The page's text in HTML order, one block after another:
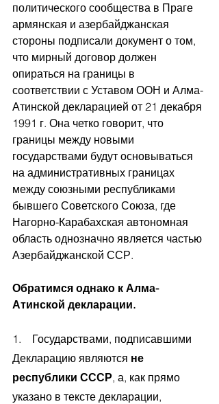
политического сообщества в Праге
армянская и азербайджанская
стороны подписали документ о том,
что мирный договор должен
опираться на границы в
соответствии с Уставом ООН и Алма-
Атинской декларацией от 21 декабря
1991 г. Она четко говорит, что
границы между новыми
государствами будут основываться
на административных границах
между союзными республиками
бывшего Советского Союза, где
Нагорно-Карабахская автономная
область однозначно является частью
Азербайджанской ССР.
Обратимся однако к Алма-
Атинской декларации.
1.    Государствами, подписавшими
Декларацию являются не
республики СССР, а, как прямо
указано в тексте декларации,